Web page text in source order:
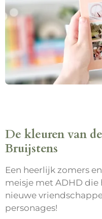
De kleuren van
Bruijstens
Een heerlijk zomers
meisje met ADHD die
nieuwe
personages!